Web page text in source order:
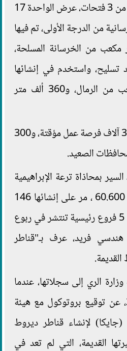
- يتكون مفيض القناطر من 3 فتحات، عرض الواحدة 17
من الدرجة الأولى، تم فيها
متر مكعب من الخرسانة المسلحة،
تسليح، واستخدم في إنشائها
نحو 6 ملايين متر مكعب من الرمال، و360 ألف متر
- وفر المشروع أكثر من 3 آلاف فرصة عمل مؤقتة، و300
الصعيد.
بمحاذاة ترعة الإبراهيمية
وعند الوصول إلى الكيلو 60.600 ، مر على إنشائها 146
عاما، تنظم حالة الري في 5 فروع رئيسية تنتشر في ربوع
فريد، عرف بـ"قناطر
الري إلى سجلاتها، عندما
أعلنت في أكتوبر 2018، عن توقيع بروتوكول مع هيئة
(جايكا) لإنشاء قناطر ديروط
القديمة، التي لم تعد في